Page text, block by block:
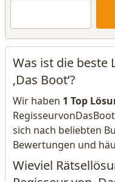
Was ist die beste
‚Das Boot‘?
Wir haben 1 Top
sich nach beliebten
Bewertungen und
Wieviel